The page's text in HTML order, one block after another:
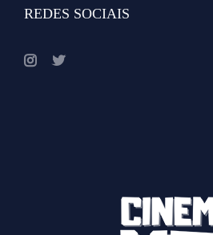
REDES SOCIAIS